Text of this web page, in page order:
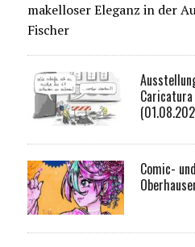
makelloser Eleganz in der
Fischer
Comic-